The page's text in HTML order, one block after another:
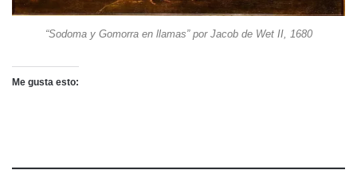
“Sodoma y Gomorra en llamas” por Jacob de Wet II, 1680
Me gusta esto: